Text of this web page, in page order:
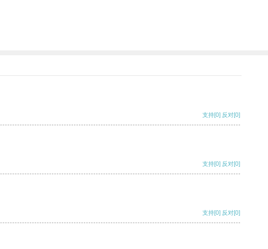
支持[0] 反对[0]
支持[0] 反对[0]
支持[0] 反对[0]